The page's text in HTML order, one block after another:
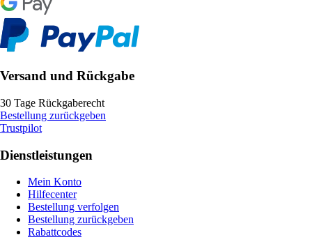
Versand und Rückgabe
30 Tage Rückgaberecht
Bestellung zurückgeben
Trustpilot
Dienstleistungen
Mein Konto
Hilfecenter
Bestellung verfolgen
Bestellung zurückgeben
Rabattcodes